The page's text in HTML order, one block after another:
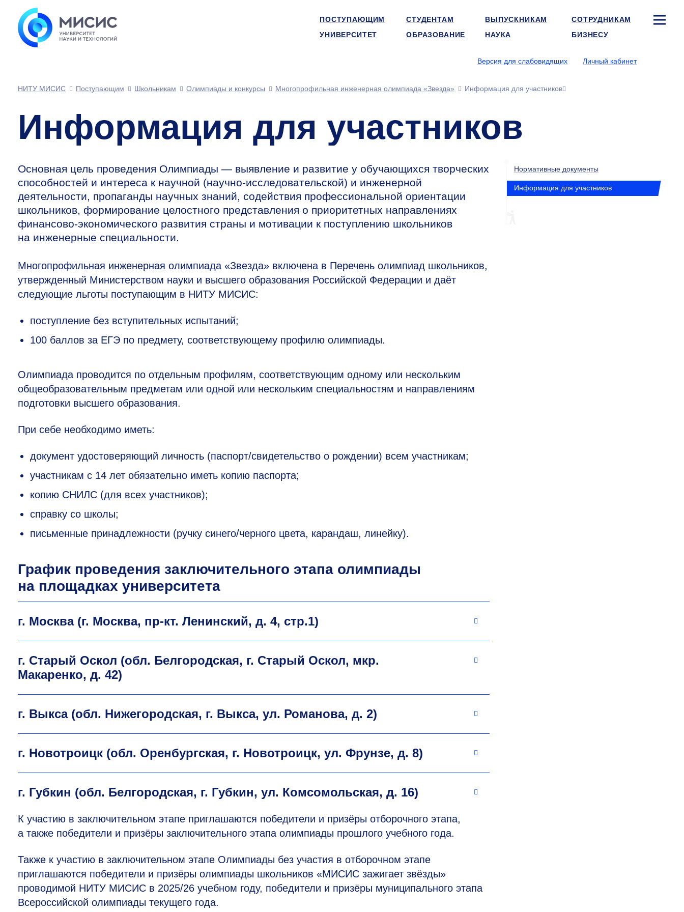
ПОСТУПАЮЩИМ СТУДЕНТАМ ВЫПУСКНИКАМ
СОТРУДНИКАМ
УНИВЕРСИТЕТ
ОБРАЗОВАНИЕ НАУКА БИЗНЕСУ
Версия для слабовидящих Личный кабинет
НИТУ МИСИС Поступающим Школьникам Олимпиады и конкурсы Многопрофильная инженерная олимпиада «Звезда» Информация для участников
Информация для участников
Основная цель проведения Олимпиады — выявление и развитие у обучающихся творческих
способностей и интереса к научной (научно-исследовательской) и инженерной
деятельности, пропаганды научных знаний, содействия профессиональной ориентации
школьников, формирование целостного представления о приоритетных направлениях
финансово-экономического развития страны и мотивации к поступлению школьников
на инженерные специальности.
Многопрофильная инженерная олимпиада «Звезда» включена в Перечень олимпиад школьников,
утвержденный Министерством науки и высшего образования Российской Федерации и даёт
следующие льготы поступающим в НИТУ МИСИС:
поступление без вступительных испытаний;
100 баллов за ЕГЭ по предмету, соответствующему профилю олимпиады.
Олимпиада проводится по отдельным профилям, соответствующим одному или нескольким
общеобразовательным предметам или одной или нескольким специальностям и направлениям
подготовки высшего образования.
При себе необходимо иметь:
документ удостоверяющий личность (паспорт/свидетельство о рождении) всем участникам;
участникам с 14 лет обязательно иметь копию паспорта;
копию СНИЛС (для всех участников);
справку со школы;
письменные принадлежности (ручку синего/черного цвета, карандаш, линейку).
График проведения заключительного этапа олимпиады
на площадках университета
г. Москва (г. Москва, пр-кт. Ленинский, д. 4, стр.1)
г. Старый Оскол (обл. Белгородская, г. Старый Оскол, мкр.
Макаренко, д. 42)
г. Выкса (обл. Нижегородская, г. Выкса, ул. Романова, д. 2)
г. Новотроицк (обл. Оренбургская, г. Новотроицк, ул. Фрунзе, д. 8)
г. Губкин (обл. Белгородская, г. Губкин, ул. Комсомольская, д. 16)
К участию в заключительном этапе приглашаются победители и призёры отборочного этапа,
а также победители и призёры заключительного этапа олимпиады прошлого учебного года.
Также к участию в заключительном этапе Олимпиады без участия в отборочном этапе
приглашаются победители и призёры олимпиады школьников «МИСИС зажигает звёзды»
проводимой НИТУ МИСИС в 2025/26 учебном году, победители и призёры муниципального этапа
Всероссийской олимпиады текущего года.
Нормативные документы
Информация для участников